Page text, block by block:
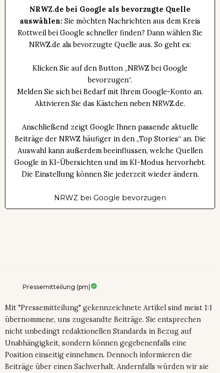
NRWZ.de bei Google als bevorzugte Quelle
auswählen: Sie möchten Nachrichten aus dem Kreis
Rottweil bei Google schneller finden? Dann wählen Sie
NRWZ.de als bevorzugte Quelle aus. So geht es:
Klicken Sie auf den Button „NRWZ bei Google
bevorzugen“.
Melden Sie sich bei Bedarf mit Ihrem Google-Konto an.
Aktivieren Sie das Kästchen neben NRWZ.de.
Anschließend zeigt Google Ihnen passende aktuelle
Beiträge der NRWZ häufiger in den „Top Stories“ an. Die
Auswahl kann außerdem beeinflussen, welche Quellen
Google in KI-Übersichten und im KI-Modus hervorhebt.
Die Einstellung können Sie jederzeit wieder ändern.
NRWZ bei Google bevorzugen
Pressemitteilung (pm)
Mit "Pressemitteilung" gekennzeichnete Artikel sind meist 1:1
übernommene, uns zugesandte Beiträge. Sie entsprechen
nicht unbedingt redaktionellen Standards in Bezug auf
Unabhängigkeit, sondern können gegebenenfalls eine
Position einseitig einnehmen. Dennoch informieren die
Beiträge über einen Sachverhalt. Andernfalls würden wir sie